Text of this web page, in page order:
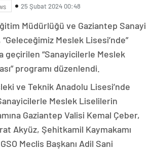
25 Şubat 2024 00:48
Müdürlüğü ve Gaziantep Sanayi
Meslek Lisesi’nde”
geçirilen “Sanayicilerle Meslek
programı düzenlendi.
ve Teknik Anadolu Lisesi’nde
Meslek Liselilerin
Gaziantep Valisi Kemal Çeber,
Akyüz, Şehitkamil Kaymakamı
Meclis Başkanı Adil Sani